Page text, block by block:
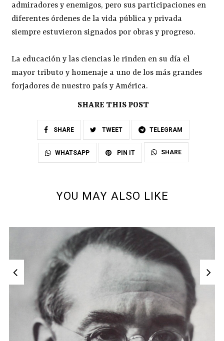
admiradores y enemigos, pero sus participaciones en
diferentes órdenes de la vida pública y privada
siempre estuvieron signados por obras y progreso.
La educación y las ciencias le rinden en su día el
mayor tributo y homenaje a uno de los más grandes
forjadores de nuestro país y América.
SHARE THIS POST
SHARE TWEET TELEGRAM
WHATSAPP PIN IT SHARE
YOU MAY ALSO LIKE